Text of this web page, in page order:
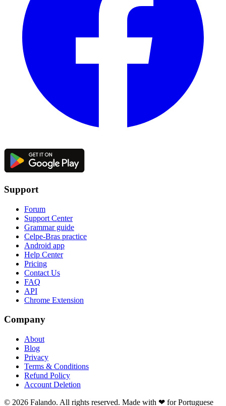
Support
Forum
Support Center
Grammar guide
Celpe-Bras practice
Android app
Help Center
Pricing
Contact Us
FAQ
API
Chrome Extension
Company
About
Blog
Privacy
Terms & Conditions
Refund Policy
Account Deletion
© 2026 Falando. All rights reserved. Made with ❤ for Portuguese